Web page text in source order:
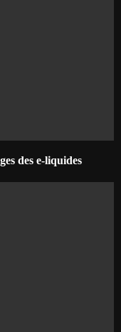
des e-liquides